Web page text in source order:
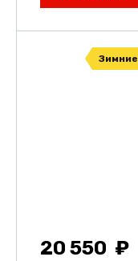
Зимние
20 550